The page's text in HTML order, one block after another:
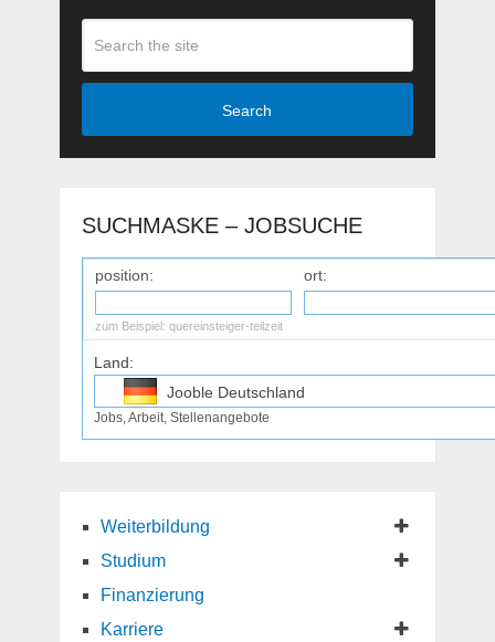
Search
SUCHMASKE – JOBSUCHE
position: ort:
zum Beispiel: quereinsteiger-teilzeit
Land:
Jooble Deutschland
Jooble Osterreich
Jobs, Arbeit, Stellenangebote
Weiterbildung
Studium
Finanzierung
Karriere